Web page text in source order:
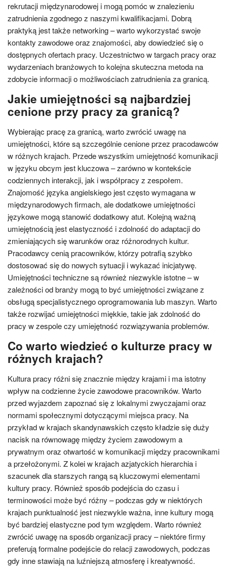
rekrutacji międzynarodowej i mogą pomóc w znalezieniu
zatrudnienia zgodnego z naszymi kwalifikacjami. Dobrą
praktyką jest także networking – warto wykorzystać swoje
kontakty zawodowe oraz znajomości, aby dowiedzieć się o
dostępnych ofertach pracy. Uczestnictwo w targach pracy oraz
wydarzeniach branżowych to kolejna skuteczna metoda na
zdobycie informacji o możliwościach zatrudnienia za granicą.
Jakie umiejętności są najbardziej
cenione przy pracy za granicą?
Wybierając pracę za granicą, warto zwrócić uwagę na
umiejętności, które są szczególnie cenione przez pracodawców
w różnych krajach. Przede wszystkim umiejętność komunikacji
w języku obcym jest kluczowa – zarówno w kontekście
codziennych interakcji, jak i współpracy z zespołem.
Znajomość języka angielskiego jest często wymagana w
międzynarodowych firmach, ale dodatkowe umiejętności
językowe mogą stanowić dodatkowy atut. Kolejną ważną
umiejętnością jest elastyczność i zdolność do adaptacji do
zmieniających się warunków oraz różnorodnych kultur.
Pracodawcy cenią pracowników, którzy potrafią szybko
dostosować się do nowych sytuacji i wykazać inicjatywę.
Umiejętności techniczne są również niezwykle istotne – w
zależności od branży mogą to być umiejętności związane z
obsługą specjalistycznego oprogramowania lub maszyn. Warto
także rozwijać umiejętności miękkie, takie jak zdolność do
pracy w zespole czy umiejętność rozwiązywania problemów.
Co warto wiedzieć o kulturze pracy w
różnych krajach?
Kultura pracy różni się znacznie między krajami i ma istotny
wpływ na codzienne życie zawodowe pracowników. Warto
przed wyjazdem zapoznać się z lokalnymi zwyczajami oraz
normami społecznymi dotyczącymi miejsca pracy. Na
przykład w krajach skandynawskich często kładzie się duży
nacisk na równowagę między życiem zawodowym a
prywatnym oraz otwartość w komunikacji między pracownikami
a przełożonymi. Z kolei w krajach azjatyckich hierarchia i
szacunek dla starszych rangą są kluczowymi elementami
kultury pracy. Również sposób podejścia do czasu i
terminowości może być różny – podczas gdy w niektórych
krajach punktualność jest niezwykle ważna, inne kultury mogą
być bardziej elastyczne pod tym względem. Warto również
zwrócić uwagę na sposób organizacji pracy – niektóre firmy
preferują formalne podejście do relacji zawodowych, podczas
gdy inne stawiają na luźniejszą atmosferę i kreatywność.